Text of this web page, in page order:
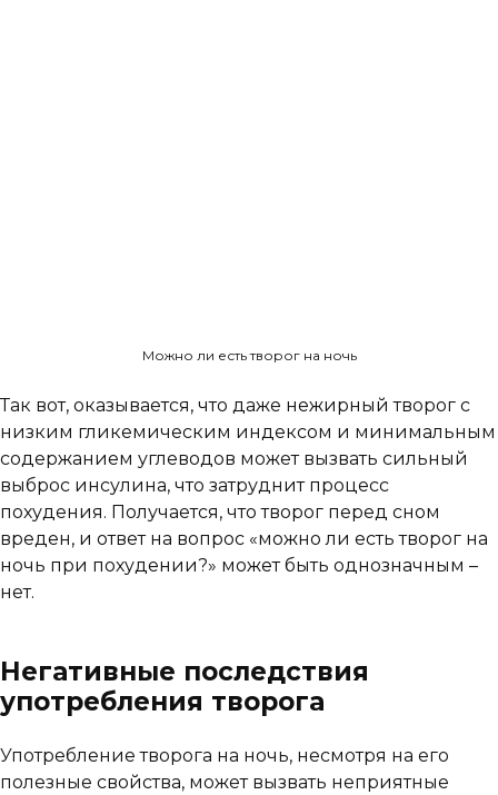
Можно ли есть творог на ночь
Так вот, оказывается, что даже нежирный творог с
низким гликемическим индексом и минимальным
содержанием углеводов может вызвать сильный
выброс инсулина, что затруднит процесс
похудения. Получается, что творог перед сном
вреден, и ответ на вопрос «можно ли есть творог на
ночь при похудении?» может быть однозначным –
нет.
Негативные последствия
употребления творога
Употребление творога на ночь, несмотря на его
полезные свойства, может вызвать неприятные